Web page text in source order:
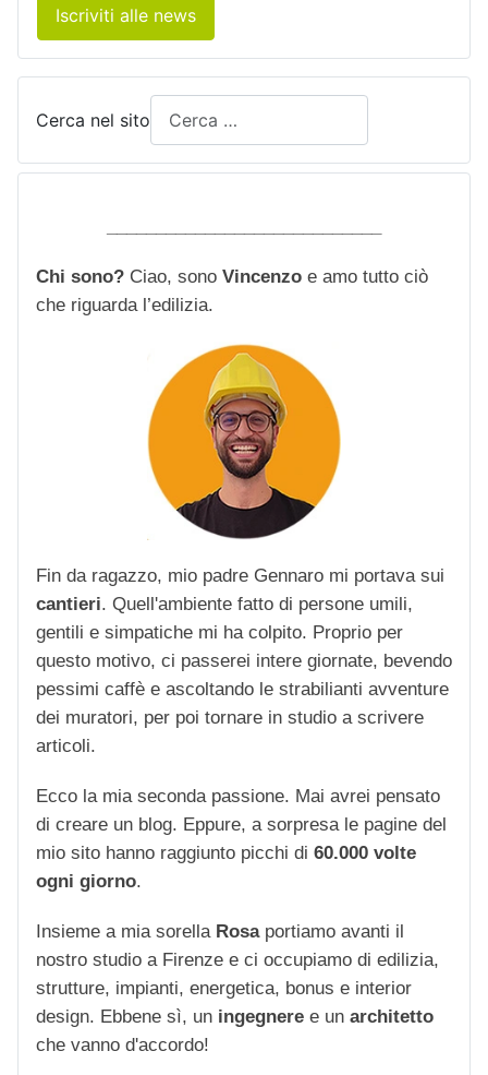
Iscriviti alle news
Cerca nel sito
Chi sono? Ciao, sono Vincenzo e amo tutto ciò
che riguarda l’edilizia.
Fin da ragazzo, mio padre Gennaro mi portava sui
cantieri. Quell'ambiente fatto di persone umili,
gentili e simpatiche mi ha colpito. Proprio per
questo motivo, ci passerei intere giornate, bevendo
pessimi caffè e ascoltando le strabilianti avventure
dei muratori, per poi tornare in studio a scrivere
articoli.
Ecco la mia seconda passione. Mai avrei pensato
di creare un blog. Eppure, a sorpresa le pagine del
mio sito hanno raggiunto picchi di 60.000 volte
ogni giorno.
Insieme a mia sorella Rosaportiamo avanti il
nostro studio a Firenze e ci occupiamo di edilizia,
strutture, impianti, energetica, bonus e interior
design. Ebbene sì, un ingegnere e un architetto
che vanno d'accordo!